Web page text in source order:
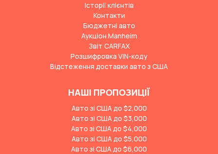
Історії клієнтів
Контакти
Бюджетні авто
Аукціон Manheim
Звіт CARFAX
Розшифровка VIN-коду
Відстеження доставки авто з США
НАШІ ПРОПОЗИЦІЇ
Авто зі США до $2,000
Авто зі США до $3,000
Авто зі США до $4,000
Авто зі США до $5,000
Авто зі США до $6,000